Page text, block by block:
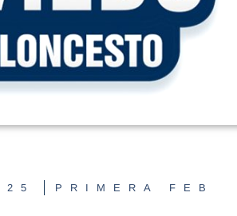
PRIMERA FEB